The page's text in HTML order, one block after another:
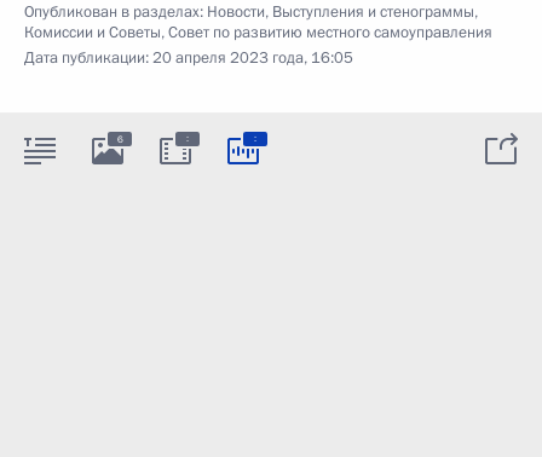
Опубликован в разделах: Новости, Выступления и стенограммы,
Комиссии и Советы,Совет по развитию местного самоуправления
Дата публикации:20 апреля 2023 года, 16:05
6 : :